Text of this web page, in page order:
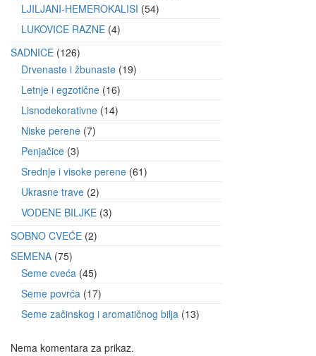
LJILJANI-HEMEROKALISI 54
LUKOVICE RAZNE 4
SADNICE 126
Drvenaste i žbunaste 19
Letnje i egzotične 16
Lisnodekorativne 14
Niske perene 7
Penjačice 3
Srednje i visoke perene 61
Ukrasne trave 2
VODENE BILJKE 3
SOBNO CVEĆE 2
SEMENA 75
Seme cveća 45
Seme povrća 17
Seme začinskog i aromatičnog bilja 13
Nema komentara za prikaz.